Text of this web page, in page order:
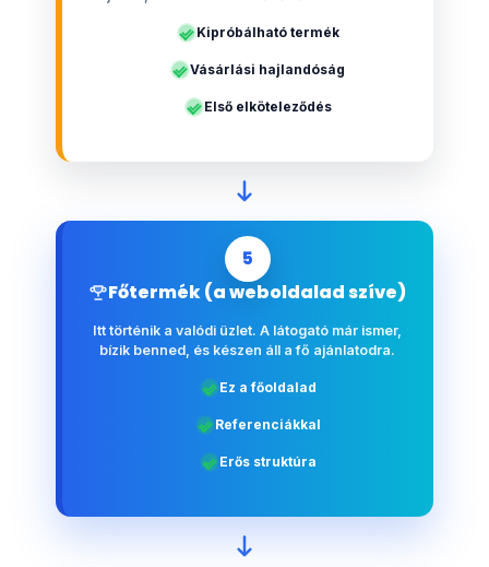
Kipróbálható termék
Vásárlási hajlandóság
Első elköteleződés
5
Főtermék (a weboldalad szíve)
Itt történik a valódi üzlet. A látogató már ismer,
bízik benned, és készen áll a fő ajánlatodra.
Ez a főoldalad
Referenciákkal
Erős struktúra